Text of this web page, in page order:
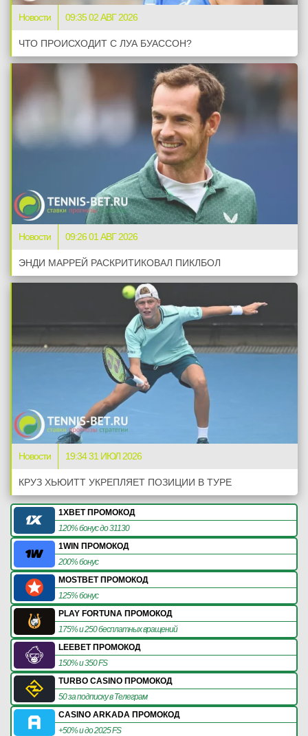
Новости 09:35 02 АВГ 2026
ЧТО ПРОИСХОДИТ С ЛУА БУАССОН?
Новости 09:26 01 АВГ 2026
ЭНДИ МАРРЕЙ РАСКРИТИКОВАЛ ПИКЛБОЛ
Новости 19:34 31 ИЮЛ 2026
КРУЗ ХЬЮИТТ УКРЕПЛЯЕТ ПОЗИЦИИ В ТУРЕ
1XBET ПРОМОКОД
120% бонус до 31130
1WIN ПРОМОКОД
200% бонус
MOSTBET ПРОМОКОД
125% бонус
PLAY FORTUNA ПРОМОКОД
175% и 250 бесплатных вращений
LEEBET ПРОМОКОД
150% и 350 FS
TURBO CASINO ПРОМОКОД
50 за подписку в Телеграм
CASINO ARKADA ПРОМОКОД
+50% и до 2025 FS